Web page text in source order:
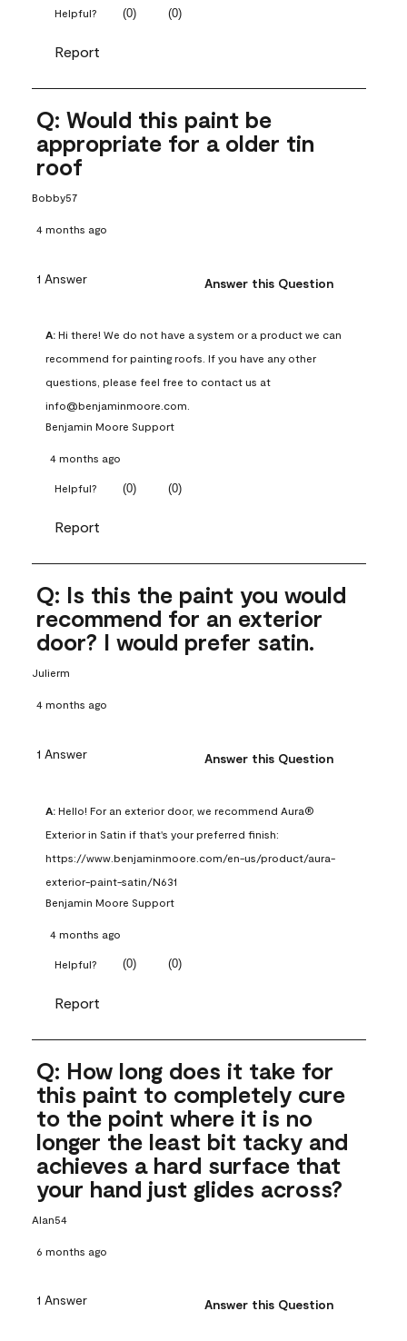
Helpful? (0) (0)
Report
Q: Would this paint be
appropriate for a older tin
roof
Bobby57
4 months ago
1 Answer Answer this Question
A: Hi there! We do not have a system or a product we can
recommend for painting roofs. If you have any other
questions, please feel free to contact us at
info@benjaminmoore.com.
Benjamin Moore Support
4 months ago
Helpful? (0) (0)
Report
Q: Is this the paint you would
recommend for an exterior
door? I would prefer satin.
Julierm
4 months ago
1 Answer Answer this Question
A: Hello! For an exterior door, we recommend Aura®
Exterior in Satin if that's your preferred finish:
https://www.benjaminmoore.com/en-us/product/aura-
exterior-paint-satin/N631
Benjamin Moore Support
4 months ago
Helpful? (0) (0)
Report
Q: How long does it take for
this paint to completely cure
to the point where it is no
longer the least bit tacky and
achieves a hard surface that
your hand just glides across?
Alan54
6 months ago
1 Answer Answer this Question